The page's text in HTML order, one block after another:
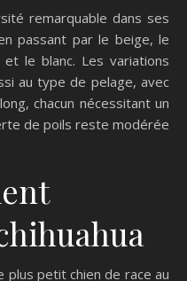
remarquable dans ses
passant par le beige, le
le blanc. Les variations
au type de pelage, avec
chacun nécessitant un
de poils reste modérée
plus petit chien de race au